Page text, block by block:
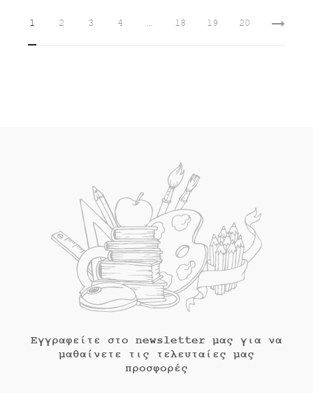
€16.90.
είναι:
€14.90.
1 2 3 4 … 18 19 20
Εγγραφείτε στο newsletter μας για να
μαθαίνετε τις τελευταίες μας
προσφορές